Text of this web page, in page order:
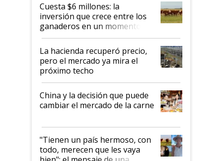
Cuesta $6 millones: la
inversión que crece entre los
ganaderos en un momento
histórico para la actividad
La hacienda recuperó precio,
pero el mercado ya mira el
próximo techo
China y la decisión que puede
cambiar el mercado de la carne
"Tienen un país hermoso, con
todo, merecen que les vaya